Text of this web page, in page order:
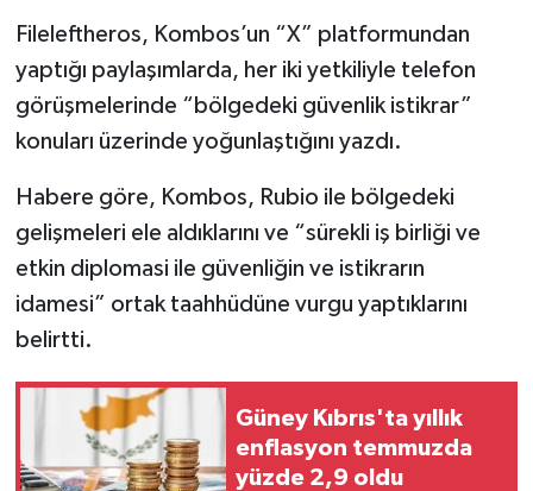
Fileleftheros, Kombos’un “X” platformundan
yaptığı paylaşımlarda, her iki yetkiliyle telefon
görüşmelerinde “bölgedeki güvenlik istikrar”
konuları üzerinde yoğunlaştığını yazdı.
Habere göre, Kombos, Rubio ile bölgedeki
gelişmeleri ele aldıklarını ve “sürekli iş birliği ve
etkin diplomasi ile güvenliğin ve istikrarın
idamesi” ortak taahhüdüne vurgu yaptıklarını
belirtti.
Güney Kıbrıs'ta yıllık
enflasyon temmuzda
yüzde 2,9 oldu